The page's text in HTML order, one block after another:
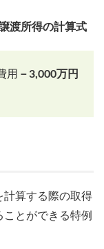
渡所得の計算式
用 －3,000万円
計算する際の取得
とができる特例